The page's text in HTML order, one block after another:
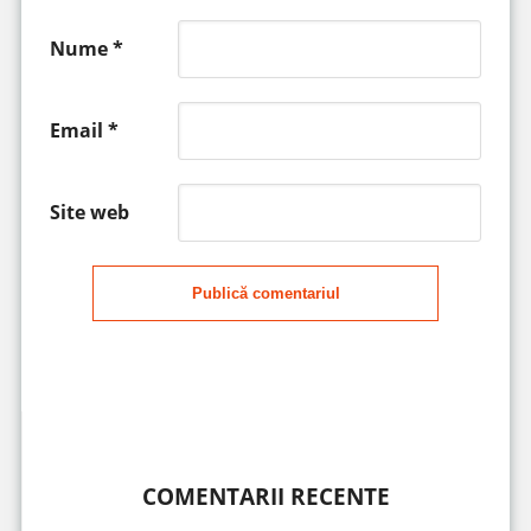
Nume*
Email *
Site web
Publică comentariul
COMENTARII RECENTE